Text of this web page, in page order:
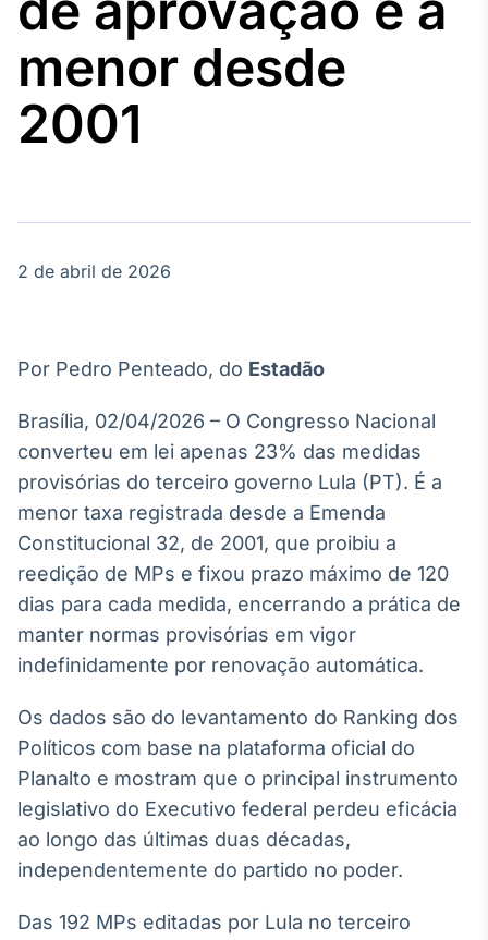
Agro
Tudo sobre o
agronegócio
O setor de
no Brasil
Broadcast
White Label
Plataforma para
personalizados
Soluções de Dados
e Conteúdos
Broadcast
Plataforma para
negociação de
ativos
Broadcast
Datafeed
APIs para
conteúdos e
menor desde
2001
2 de abril de 2026
Por Pedro Penteado, do Estadão
Brasília, 02/04/2026 – O Congresso Nacional
converteu em lei apenas 23% das medidas
provisórias do terceiro governo Lula (PT). É a
menor taxa registrada desde a Emenda
Constitucional 32, de 2001, que proibiu a
reedição de MPs e fixou prazo máximo de 120
dias para cada medida, encerrando a prática de
manter normas provisórias em vigor
indefinidamente por renovação automática.
Os dados são do levantamento do Ranking dos
Políticos com base na plataforma oficial do
Planalto e mostram que o principal instrumento
legislativo do Executivo federal perdeu eficácia
ao longo das últimas duas décadas,
independentemente do partido no poder.
Das 192 MPs editadas por Lula no terceiro